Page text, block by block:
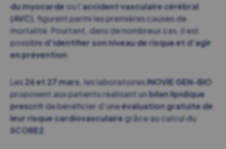
du myocardeou l’ accident vasculaire cérébral
(AVC), figurent parmi les premières causes de
mortalité. Pourtant, dans de nombreux cas, il est
possibled’identifier son niveau de risque et d’agir
en prévention
Les26 et 27 mars , les laboratoiresINOVIE GEN-BIO
proposent aux patients réalisant unbilan lipidique
prescritde bénéficier d’uneévaluation gratuite de
leur risque cardiovasculairegrâce au calcul du
SCORE2